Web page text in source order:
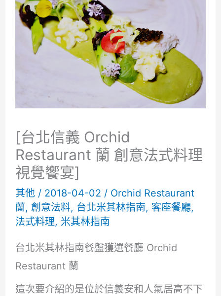
[台北信義 Orchid
Restaurant 蘭 創意法式料理
視覺饗宴]
其他/ 2018-04-02 / Orchid Restaurant
蘭, 創意法料, 台北米其林指南, 客座餐廳,
法式料理, 米其林指南
台北米其林指南餐盤獲選餐廳 Orchid
Restaurant 蘭
這次要介紹的是位於信義安和人氣居高不下